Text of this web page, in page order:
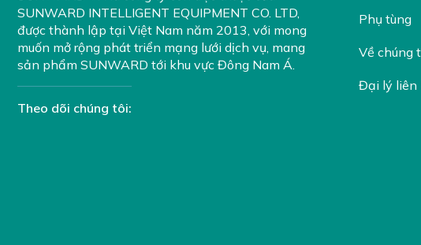
SUNWARD INTELLIGENT EQUIPMENT CO. LTD,
được thành lập tại Việt Nam năm 2013, với mong
muốn mở rộng phát triển mạng lưới dịch vụ, mang
sản phẩm SUNWARD tới khu vực Đông Nam Á.
Theo dõi chúng tôi:
Phụ tùng
Về chúng
Đại lý liên